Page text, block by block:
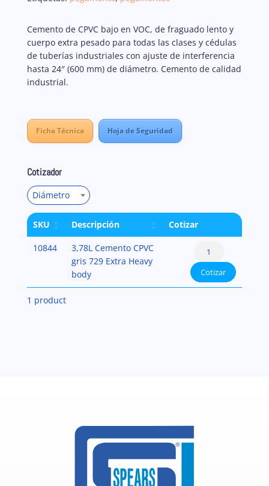
Cemento de CPVC bajo en VOC, de fraguado lento y
cuerpo extra pesado para todas las clases y cédulas
de tuberías industriales con ajuste de interferencia
hasta 24″ (600 mm) de diámetro. Cemento de calidad
industrial.
Ficha Técnica Hoja de Seguridad
Cotizador
Diámetro
SKU Descripción Cotizar
10844
3,78L Cemento CPVC
gris 729 Extra Heavy
body
Cementos
para
CPVC
Weld-
Cotizar
1 product